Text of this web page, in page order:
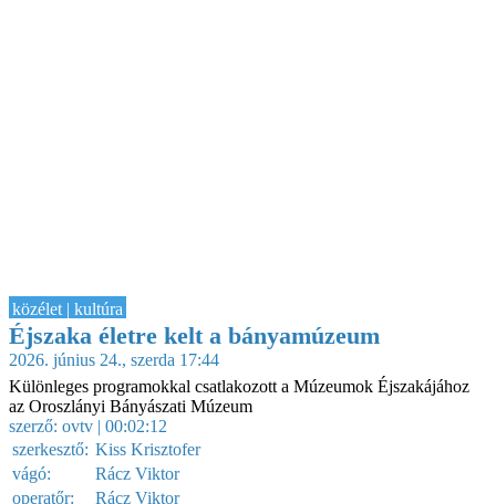
közélet | kultúra
Éjszaka életre kelt a bányamúzeum
2026. június 24., szerda 17:44
Különleges programokkal csatlakozott a Múzeumok Éjszakájához
az Oroszlányi Bányászati Múzeum
szerző: ovtv | 00:02:12
szerkesztő: Kiss Krisztofer
vágó:
Rácz Viktor
operatőr:
Rácz Viktor